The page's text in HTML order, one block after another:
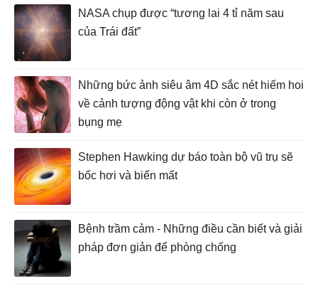
NASA chụp được “tương lai 4 tỉ năm sau
của Trái đất”
Những bức ảnh siêu âm 4D sắc nét hiếm hoi
về cảnh tượng động vật khi còn ở trong
bụng mẹ
Stephen Hawking dự báo toàn bộ vũ trụ sẽ
bốc hơi và biến mất
Bệnh trầm cảm - Những điều cần biết và giải
pháp đơn giản để phòng chống